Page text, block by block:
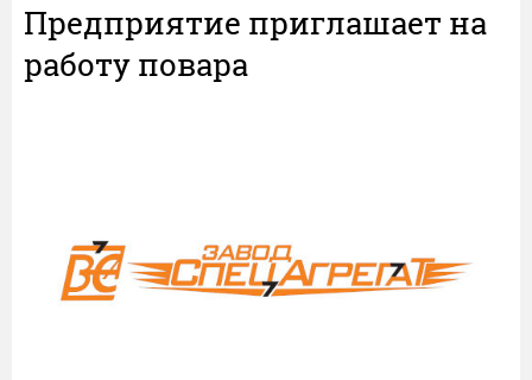
Предприятие приглашает на
работу повара